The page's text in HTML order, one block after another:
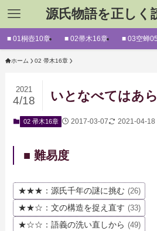
源氏物語を正しく
■ 01桐壺10章 ■ 02帚木16章 ■ 03空蝉
ホーム 02 帚木16章
いとなべてはあ
2021
4/18
02 帚木16章 2017-03-07 2021-04-18
■ 難易度
★★★：源氏千年の謎に挑む (26)
★★☆：文の構造を捉え直す (33)
★☆☆：語義の洗い直しから (49)